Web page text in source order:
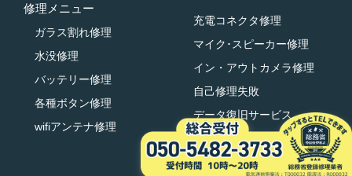
修理メニュー
ガラス割れ修理
水没修理
バッテリー修理
各種ボタン修理
wifiアンテナ修理
充電コネクタ修理
マイク･スピーカー修理
イン・アウトカメラ修理
自己修理失敗
データ復旧サービス